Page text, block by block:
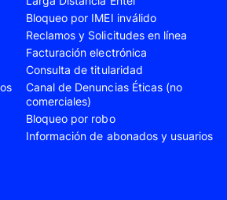
A24 Samsung Galaxy A25
A52 Samsung Galaxy A52s
S20 Fe Samsung Galaxy S21 Fe
S23 Samsung Galaxy S23 Plus
S24 Plus Samsung Galaxy S24 Ultra
Samsung Galaxy Z Fold 5
Bloqueo por IMEI inválido
Reclamos y Solicitudes en línea
Facturación electrónica
Consulta de titularidad
Canal de Denuncias Éticas (no
comerciales)
Bloqueo por robo
Información de abonados y usuarios